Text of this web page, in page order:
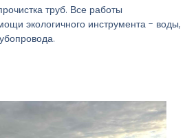
труб. Все работы
экологичного инструмента - воды,